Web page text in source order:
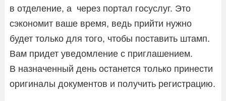
в отделение, а через портал госуслуг. Это
сэкономит ваше время, ведь прийти нужно
будет только для того, чтобы поставить штамп.
Вам придет уведомление с приглашением.
В назначенный день останется только принести
оригиналы документов и получить регистрацию.